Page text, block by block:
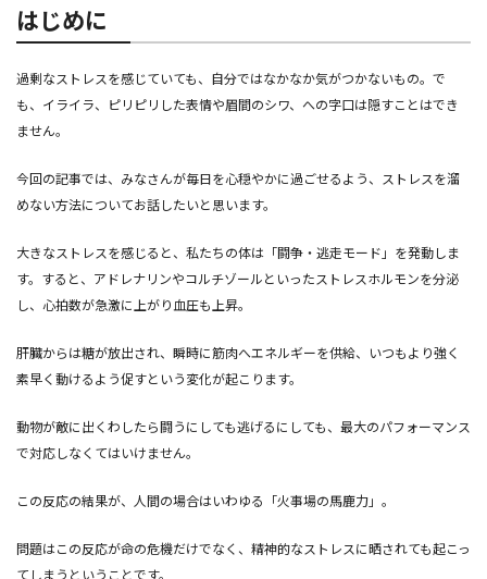
はじめに
過剰なストレスを感じていても、自分ではなかなか気がつかないもの。で
も、イライラ、ピリピリした表情や眉間のシワ、への字口は隠すことはでき
ません。
今回の記事では、みなさんが毎日を心穏やかに過ごせるよう、ストレスを溜
めない方法についてお話したいと思います。
大きなストレスを感じると、私たちの体は「闘争・逃走モード」を発動しま
す。すると、アドレナリンやコルチゾールといったストレスホルモンを分泌
し、心拍数が急激に上がり血圧も上昇。
肝臓からは糖が放出され、瞬時に筋肉へエネルギーを供給、いつもより強く
素早く動けるよう促すという変化が起こります。
動物が敵に出くわしたら闘うにしても逃げるにしても、最大のパフォーマンス
で対応しなくてはいけません。
この反応の結果が、人間の場合はいわゆる「火事場の馬鹿力」。
問題はこの反応が命の危機だけでなく、精神的なストレスに晒されても起こっ
てしまうということです。